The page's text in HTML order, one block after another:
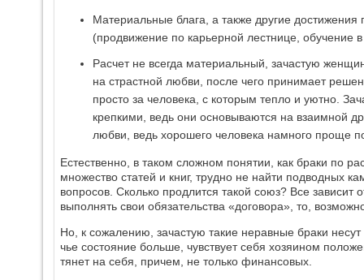
Материальные блага, а также другие
(продвижение по карьерной лестнице, обучение
Расчет не всегда материальный, зачастую
на страстной любви, после чего принимает
просто за человека, с которым тепло и уютно.
крепкими, ведь они основываются на взаимной
любви, ведь хорошего человека намного проще
Естественно, в таком сложном понятии, как браки по
множество статей и книг, трудно не найти подводных
вопросов. Сколько продлится такой союз? Все
выполнять свои обязательства «договора», то,
Но, к сожалению, зачастую такие неравные браки несут
чье состояние больше, чувствует себя хозяином
тянет на себя, причем, не только финансовых.